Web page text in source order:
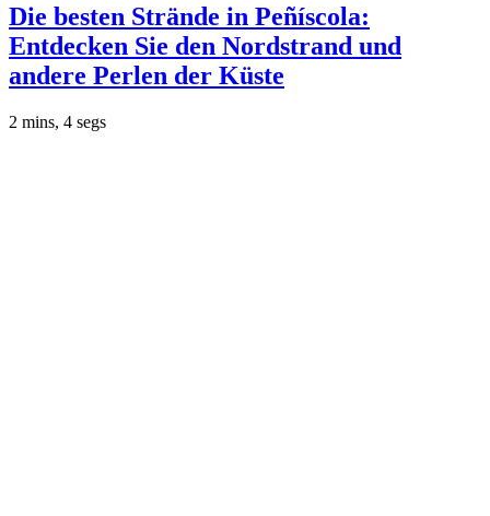
Die besten Strände in Peñíscola:
Entdecken Sie den Nordstrand und
andere Perlen der Küste
2 mins, 4 segs